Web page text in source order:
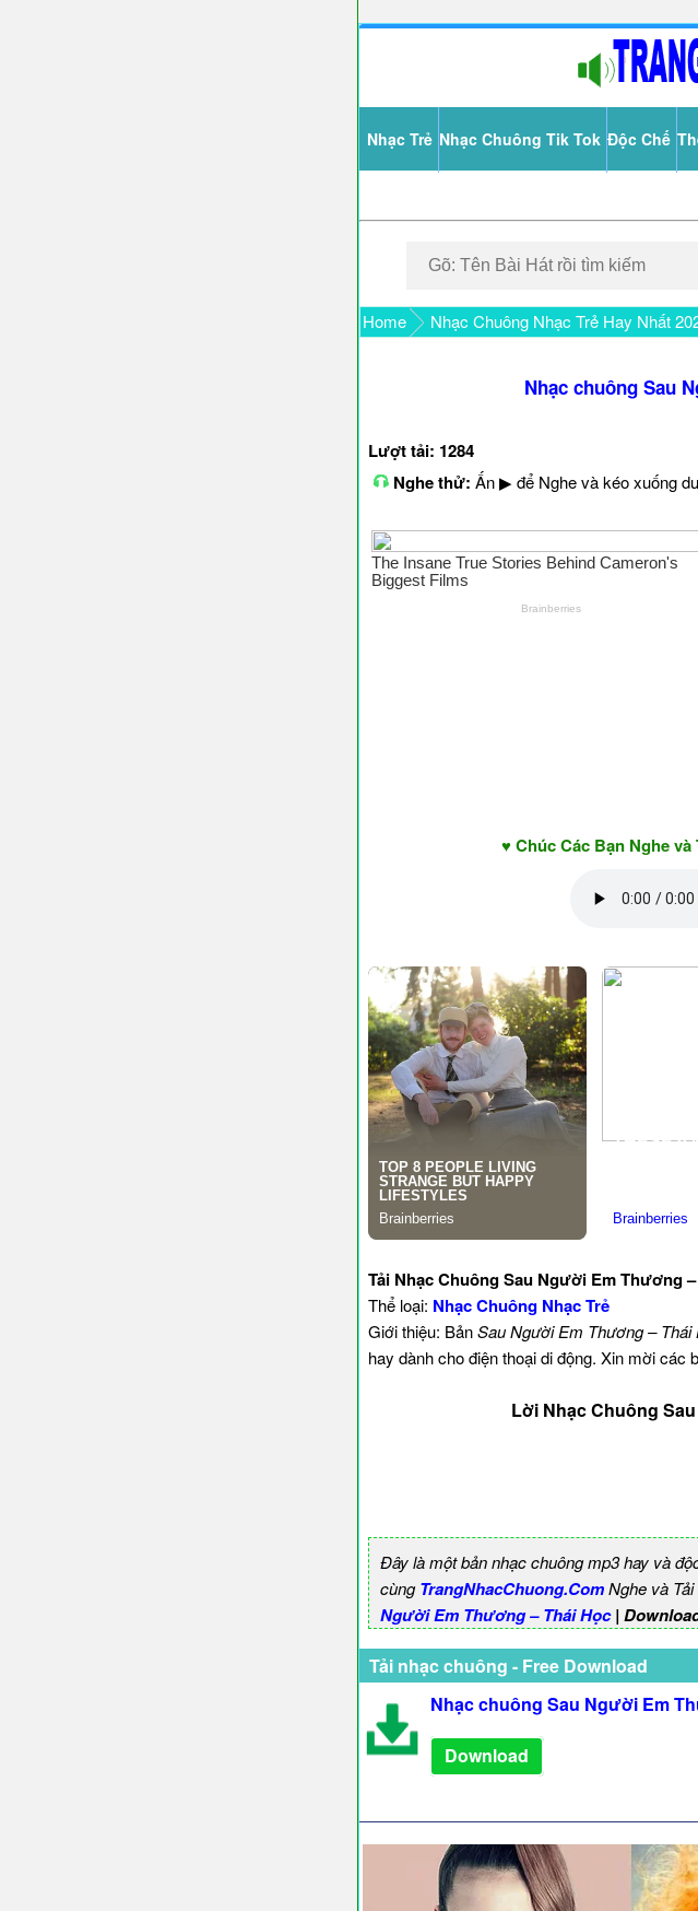
Nhạc Trẻ Nhạc Chuông Tik Tok Độc Chế
Home Nhạc Chuông Nhạc Trẻ Hay Nhất
Nhạc chuông Sau
Lượt tải: 1284
Nghe thử: Ấn ▶ để Nghe và kéo xuống
♥ Chúc Các Bạn Nghe và Tải
Tải Nhạc Chuông Sau Người Em Thương
Thể loại: Nhạc Chuông Nhạc Trẻ
Giới thiệu: BảnSau Người Em Thương – Thái
hay dành cho điện thoại di động. Xin mời các
Lời Nhạc Chuông
Đây là một bản nhạc chuông mp3 hay và
cùngTrangNhacChuong.ComNghe và
Người Em Thương – Thái Học|
Tải nhạc chuông - Free Download
Nhạc chuông Sau Người Em
Download